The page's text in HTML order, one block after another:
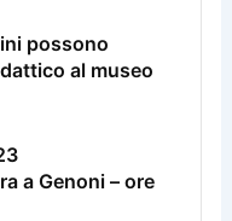
possono
al museo
a Genoni – ore